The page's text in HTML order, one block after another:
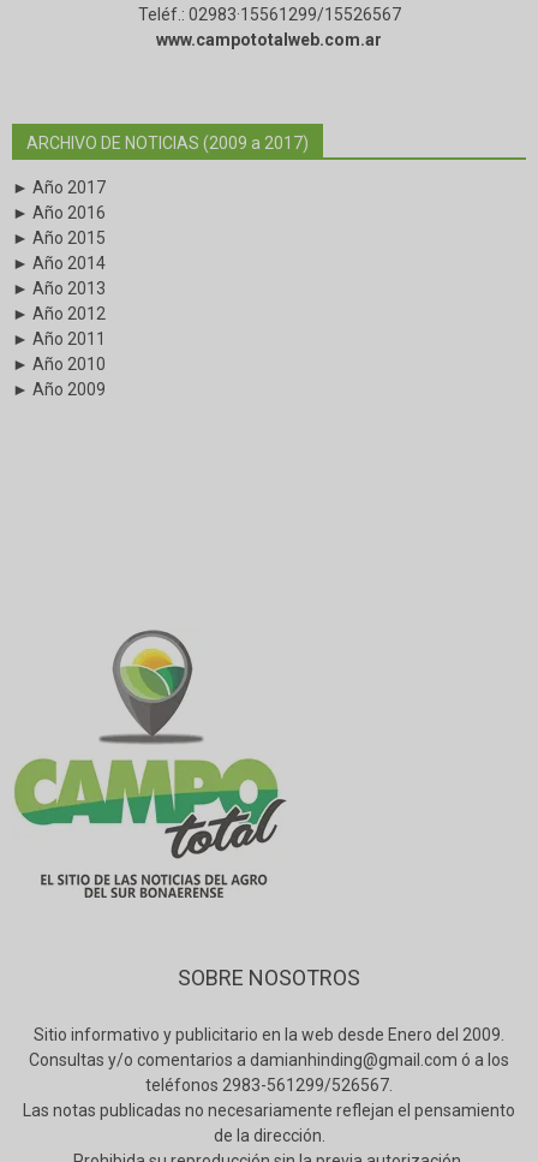
Teléf.: 02983·15561299/15526567
www.campototalweb.com.ar
ARCHIVO DE NOTICIAS (2009 a 2017)
► Año 2017
► Año 2016
► Año 2015
► Año 2014
► Año 2013
► Año 2012
► Año 2011
► Año 2010
► Año 2009
SOBRE NOSOTROS
Sitio informativo y publicitario en la web desde Enero del 2009.
Consultas y/o comentarios a damianhinding@gmail.com ó a los
teléfonos 2983-561299/526567.
Las notas publicadas no necesariamente reflejan el pensamiento
de la dirección.